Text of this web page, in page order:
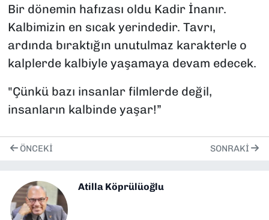
Bir dönemin hafızası oldu Kadir İnanır.
Kalbimizin en sıcak yerindedir. Tavrı,
ardında bıraktığın unutulmaz karakterle o
kalplerde kalbiyle yaşamaya devam edecek.
"Çünkü bazı insanlar filmlerde değil,
insanların kalbinde yaşar!”
ÖNCEKI SONRAKI
Atilla Köprülüoğlu